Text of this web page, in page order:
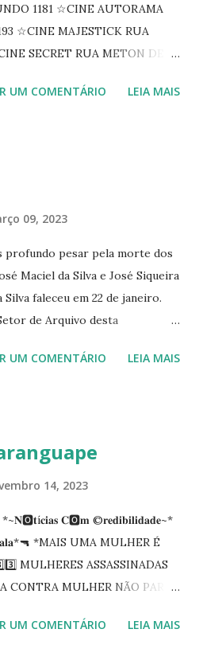
1181 ☆CINE AUTORAMA
☆CINE MAJESTICK RUA
SECRET RUA METON DE
RUA FLORIANO PEIXOTO 1206
DE MAIO 825 ☆CINE ECLIPSE
UM COMENTÁRIO LEIA MAIS
09, 2023
profundo pesar pela morte dos
Maciel da Silva e José Siqueira
faleceu em 22 de janeiro.
de Arquivo desta
28 de fevereiro e encerrou a
UM COMENTÁRIO LEIA MAIS
14, 2023
𝐂🅾️𝐦 ©️𝐫𝐞𝐝𝐢𝐛𝐢𝐥𝐢𝐝𝐚𝐝𝐞~*
*MAIS UMA MULHER É
MULHERES ASSASSINADAS
CONTRA MULHER NÃO PARA
foram executadas no Distrito
UM COMENTÁRIO LEIA MAIS